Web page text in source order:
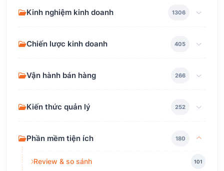
Kinh nghiệm kinh doanh 1306
Chiến lược kinh doanh 405
Vận hành bán hàng 266
Kiến thức quản lý 252
Phần mềm tiện ích 180
Review & so sánh 101